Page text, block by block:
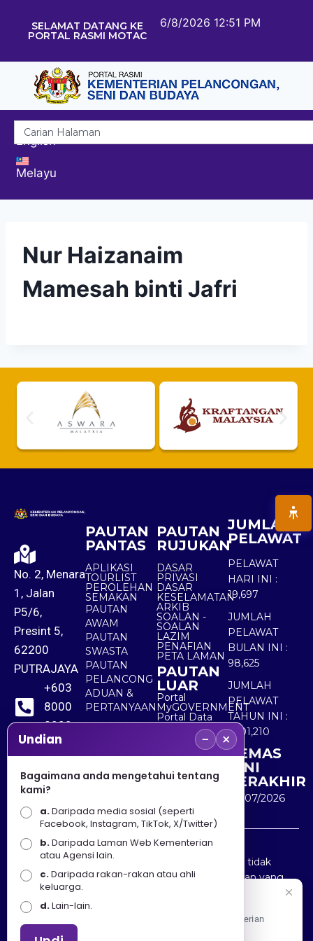
SELAMAT DATANG KE
PORTAL RASMI MOTAC
6/8/2026 12:51 PM
English
Melayu
Nur Haizanaim
Mamesah binti Jafri
No. 2, Menara
1, Jalan
P5/6,
Presint 5,
62200
PUTRAJAYA
+603
8000
8000
+603
8891
7100
PAUTAN
PANTAS
APLIKASI
TOURLIST
PEROLEHAN
SEMAKAN
PAUTAN
AWAM
PAUTAN
SWASTA
PAUTAN
PELANCONG
ADUAN &
PERTANYAAN
PAUTAN
RUJUKAN
DASAR
PRIVASI
DASAR
KESELAMATAN
ARKIB
SOALAN -
SOALAN
LAZIM
PENAFIAN
PETA LAMAN
PAUTAN
LUAR
Portal
MyGOVERNMENT
Portal Data
Terbuka
Sektor Awam
JUMLAH
PELAWAT
PELAWAT
HARI INI :
19,697
JUMLAH
PELAWAT
BULAN INI :
98,625
JUMLAH
PELAWAT
TAHUN INI :
5,501,210
KEMAS
KINI
TERAKHIR
30/07/2026
Penafian : Kerajaan Malaysia dan Kementerian
Pelancongan Seni dan Budaya (MOTAC) adalah tidak
bertanggungjawab atas kehilangan atau kerugian yang
disebabkan oleh penggunaan mana-mana maklumat
yang diperolehi dari portal ini.
Undian − ×
Bagaimana anda mengetahui tentang
kami?
a.Daripada media sosial (seperti
Facebook, Instagram, TikTok, X/Twitter)
b.Daripada Laman Web Kementerian
atau Agensi lain.
c.Daripada rakan-rakan atau ahli
keluarga.
d.Lain-lain.
Apa Khabar! Selamat datang ke Portal Rasmi Kementerian
Pelancongan, Seni dan Budaya